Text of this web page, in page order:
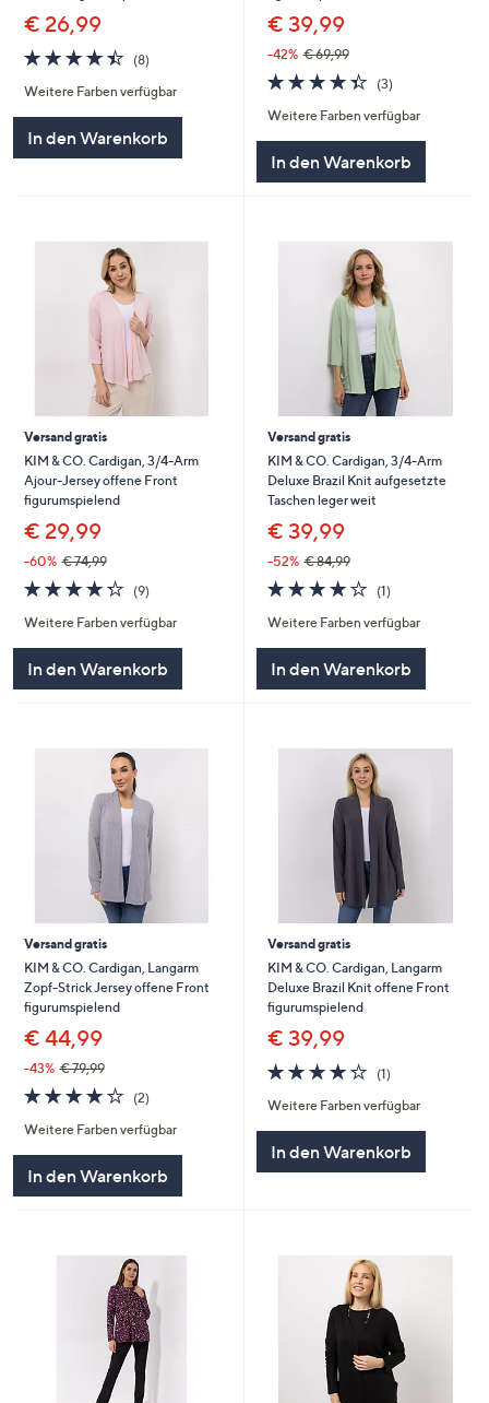
€ 26,99
4.4
von
5
(8)
Weitere Farben verfügbar
In den Warenkorb
€ 39,99
-42% € 69,99
4.3
von
5
(3)3
Weitere Farben verfügbar
In den Warenkorb
Versand gratis
KIM & CO. Cardigan, 3/4-Arm
Ajour-Jersey offene Front
figurumspielend
€ 29,99
-60% € 74,99
4.2
von
5
(9)
Weitere Farben verfügbar
In den Warenkorb
Versand gratis
KIM & CO. Cardigan, 3/4-Arm
Deluxe Brazil Knit aufgesetzte
Taschen leger weit
€ 39,99
-52% € 84,99
4.0
von
5
(1)1
Weitere Farben verfügbar
In den Warenkorb
Versand gratis
KIM & CO. Cardigan, Langarm
Zopf-Strick Jersey offene Front
figurumspielend
€ 44,99
-43% € 79,99
4.0
von
5
(2)
Weitere Farben verfügbar
In den Warenkorb
Versand gratis
KIM & CO. Cardigan, Langarm
Deluxe Brazil Knit offene Front
figurumspielend
€ 39,99
4.0
von
5
(1)1
Weitere Farben verfügbar
In den Warenkorb